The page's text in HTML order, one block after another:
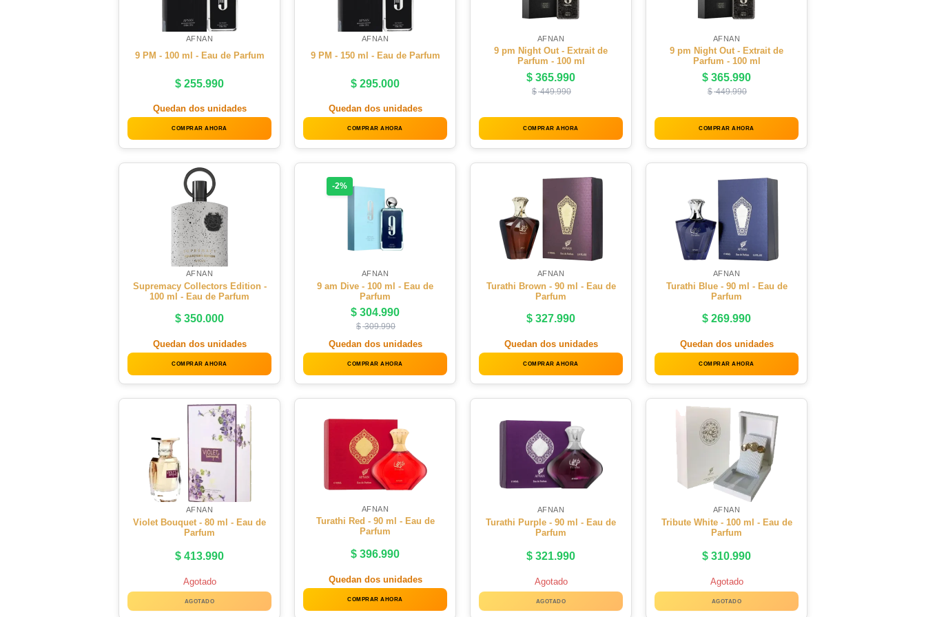
AFNAN
9 PM - 100 ml - Eau de Parfum
$ 255.990
Quedan dos unidades
COMPRAR AHORA
AFNAN
9 PM - 150 ml - Eau de Parfum
$ 295.000
Quedan dos unidades
COMPRAR AHORA
AFNAN
9 pm Night Out - Extrait de
Parfum - 100 ml
$ 365.990
$449.990
COMPRAR AHORA
AFNAN
9 pm Night Out - Extrait de
Parfum - 100 ml
$ 365.990
$449.990
COMPRAR AHORA
AFNAN
Supremacy Collectors Edition -
100 ml - Eau de Parfum
$ 350.000
Quedan dos unidades
COMPRAR AHORA
-2%
AFNAN
9 am Dive - 100 ml - Eau de
Parfum
$ 304.990
$309.990
Quedan dos unidades
COMPRAR AHORA
AFNAN
Turathi Brown - 90 ml - Eau de
Parfum
$ 327.990
Quedan dos unidades
COMPRAR AHORA
AFNAN
Turathi Blue - 90 ml - Eau de
Parfum
$ 269.990
Quedan dos unidades
COMPRAR AHORA
AFNAN
Violet Bouquet - 80 ml - Eau de
Parfum
$ 413.990
Agotado
AGOTADO
AFNAN
Turathi Red - 90 ml - Eau de
Parfum
$ 396.990
Quedan dos unidades
COMPRAR AHORA
AFNAN
Turathi Purple - 90 ml - Eau de
Parfum
$ 321.990
Agotado
AGOTADO
AFNAN
Tribute White - 100 ml - Eau de
Parfum
$ 310.990
Agotado
AGOTADO